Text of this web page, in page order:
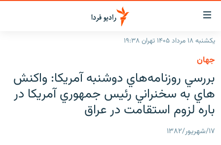
لینک‌های
قابلیت
دسترسی
بازگشت
منوی
اصلی
رفتن
صفحه
جهان
رادیو
یکشنبه ۱۸ مرداد ۱۴۰۵ تهران ۱۹:۳۸
جهان
بررسي روزنامه‌هاي دوشنبه آمريکا: واكنش
هاي به سخنراني رئيس جمهوري آمريكا در
باره لزوم استقامت در عراق
۱۷/شهریور/۱۳۸۲